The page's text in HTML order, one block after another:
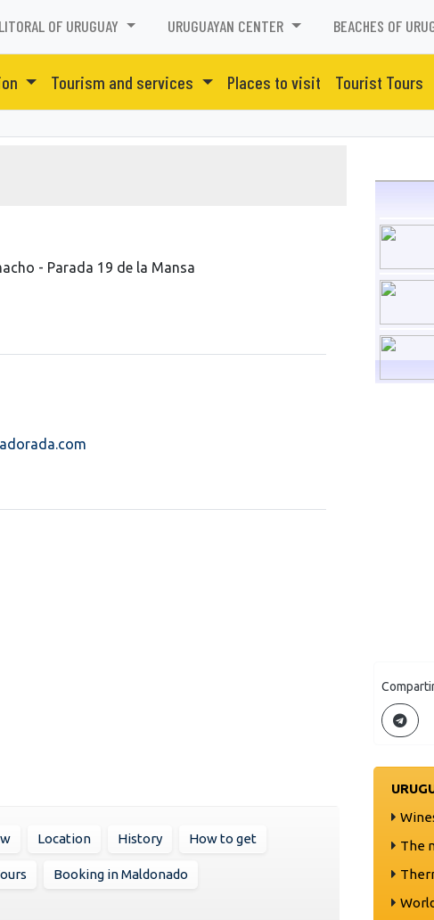
LITORAL OF URUGUAY URUGUAYAN CENTER BEACHES OF
Tourism and services Places to visit Tourist Tours
- Parada 19 de la Mansa
Location History How to get
Booking in Maldonado
The